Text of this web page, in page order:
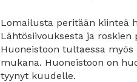
Lomailusta peritään kiinteä
Lähtösiivouksesta ja
Huoneistoon tultaessa
mukana. Huoneistoon on
tyynyt kuudelle.